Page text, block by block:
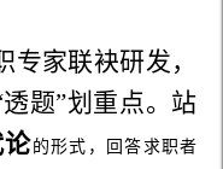
专家联袂研发，
题”划重点。站
的形式，回答求职者